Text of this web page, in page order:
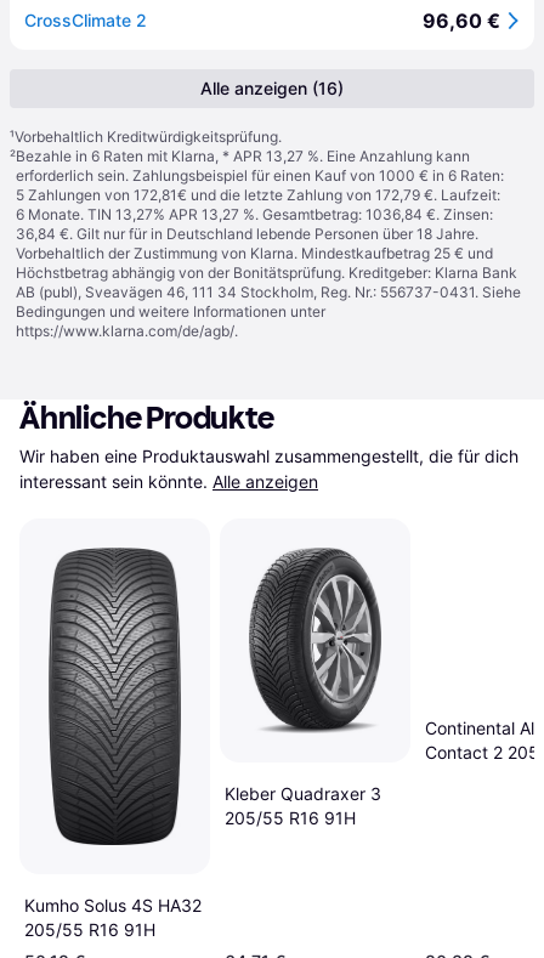
CrossClimate 2 96,60 €
Alle anzeigen (16)
¹Vorbehaltlich Kreditwürdigkeitsprüfung.
²Bezahle in 6 Raten mit Klarna, * APR 13,27 %. Eine Anzahlung kann
erforderlich sein. Zahlungsbeispiel für einen Kauf von 1000 € in 6 Raten:
5 Zahlungen von 172,81€ und die letzte Zahlung von 172,79 €. Laufzeit:
6 Monate. TIN 13,27% APR 13,27 %. Gesamtbetrag: 1036,84 €. Zinsen:
36,84 €. Gilt nur für in Deutschland lebende Personen über 18 Jahre.
Vorbehaltlich der Zustimmung von Klarna. Mindestkaufbetrag 25 € und
Höchstbetrag abhängig von der Bonitätsprüfung. Kreditgeber: Klarna Bank
AB (publ), Sveavägen 46, 111 34 Stockholm, Reg. Nr.: 556737-0431. Siehe
Bedingungen und weitere Informationen unter
https://www.klarna.com/de/agb/.
Ähnliche Produkte
Wir haben eine Produktauswahl zusammengestellt, die für dich
interessant sein könnte. Alle anzeigen
Kumho Solus 4S HA32
205/55 R16 91H
Kleber Quadraxer 3
205/55 R16 91H
Continental
Contact 2